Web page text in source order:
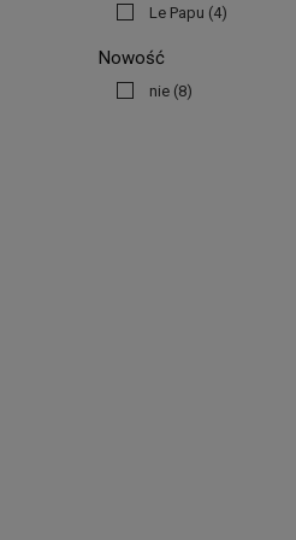
Le Papu (4)
Nowość
nie (8)